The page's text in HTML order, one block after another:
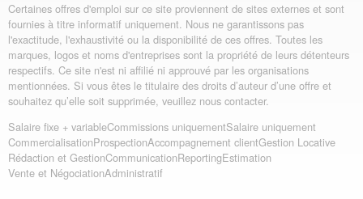
Certaines offres d'emploi sur ce site proviennent de sites externes et sont
fournies à titre informatif uniquement. Nous ne garantissons pas
l'exactitude, l'exhaustivité ou la disponibilité de ces offres. Toutes les
marques, logos et noms d'entreprises sont la propriété de leurs détenteurs
respectifs. Ce site n'est ni affilié ni approuvé par les organisations
mentionnées. Si vous êtes le titulaire des droits d’auteur d’une offre et
souhaitez qu’elle soit supprimée, veuillez nous contacter.
Salaire fixe + variableCommissions uniquementSalaire uniquement
CommercialisationProspectionAccompagnement clientGestion Locative
Rédaction et GestionCommunicationReportingEstimation
Vente et NégociationAdministratif